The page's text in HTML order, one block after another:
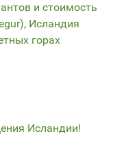
и стоимость
Исландия
горах
Исландии!